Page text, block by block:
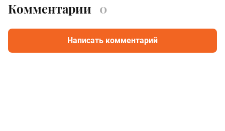
Комментарии 0
Написать комментарий